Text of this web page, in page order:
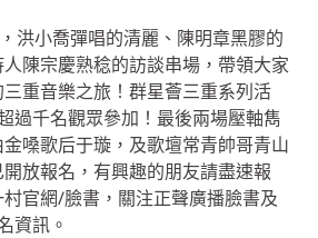
洪小喬彈唱的清麗、陳明章黑膠的
陳宗慶熟稔的訪談串場，帶領大家
重音樂之旅！群星薈三重系列活
過千名觀眾參加！最後兩場壓軸雋
嗓歌后于璇，及歌壇常青帥哥青山
放報名，有興趣的朋友請盡速報
官網/臉書，關注正聲廣播臉書及
資訊。